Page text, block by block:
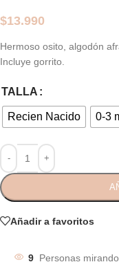
$13.990
Hermoso osito, algodón
Incluye gorrito.
TALLA
Recien Nacido 0-3
Añadir a favoritos
9 Personas